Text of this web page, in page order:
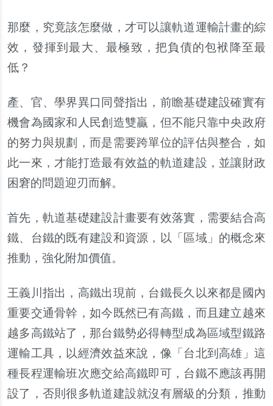
那麼，究竟該怎麼做，才可以讓軌道運輸計畫的綜
效，發揮到最大、最極致，把負債的包袱降至最
低？
產、官、學界異口同聲指出，前瞻基礎建設確實有
機會為國家和人民創造雙贏，但不能只靠中央政府
的努力與規劃，而是需要跨單位的評估與整合，如
此一來，才能打造最有效益的軌道建設，並讓財政
困窘的問題迎刃而解。
首先，軌道基礎建設計畫要有效落實，需要結合高
鐵、台鐵的既有建設和資源，以「區域」的概念來
推動，強化附加價值。
王義川指出，高鐵出現前，台鐵長久以來都是國內
重要交通骨幹，如今既然已有高鐵，而且建立越來
越多高鐵站了，那台鐵勢必得轉型成為區域型鐵路
運輸工具，以經濟效益來說，像「台北到高雄」這
種長程運輸班次應交給高鐵即可，台鐵不應該再開
設了，否則很多軌道建設就沒有層級的分類，推動